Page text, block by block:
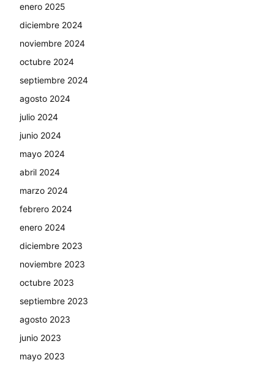
enero 2025
diciembre 2024
noviembre 2024
octubre 2024
septiembre 2024
agosto 2024
julio 2024
junio 2024
mayo 2024
abril 2024
marzo 2024
febrero 2024
enero 2024
diciembre 2023
noviembre 2023
octubre 2023
septiembre 2023
agosto 2023
junio 2023
mayo 2023